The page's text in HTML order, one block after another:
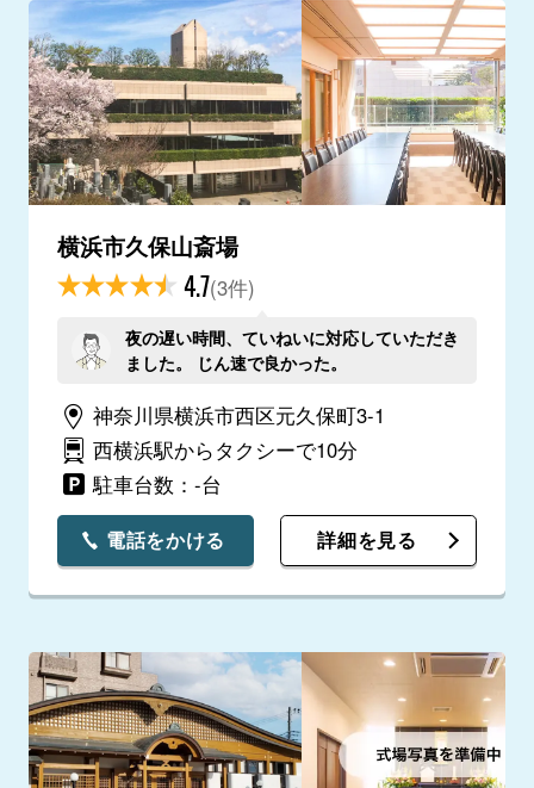
横浜市久保山斎場
4.7(3件)
夜の遅い時間、ていねいに対応していただき
ました。 じん速で良かった。
神奈川県横浜市西区元久保町3-1
西横浜駅からタクシーで10分
駐車台数：-台
電話をかける 詳細を見る